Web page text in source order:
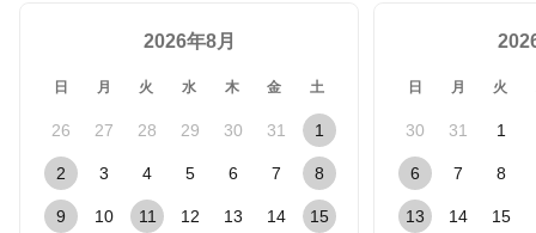
2026年8月
日 月 火 水 木 金 土
26 27 28 29 30 31 1
2 3 4 5 6 7 8
9 10 11 12 13 14 15
日 月 火
30 31 1
6 7 8
13 14 15